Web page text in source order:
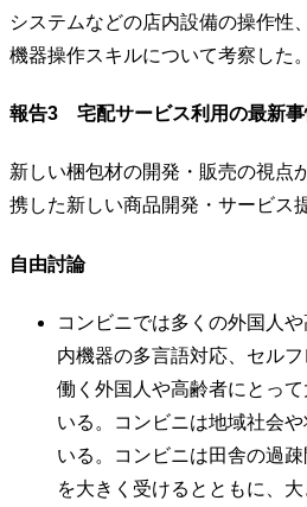
システムなどの店内設備の操作性
機器操作スキルについて考察した。
報告3 宅配サービス利用の最新
新しい梱包材の開発・販売の視点
携した新しい商品開発・サービス
自由討論
コンビニでは多くの外国人
内機器の多言語対応、セル
働く外国人や高齢者にとっ
いる。コンビニは地域社会
いる。コンビニは田舎の過
を大きく受けるとともに、大